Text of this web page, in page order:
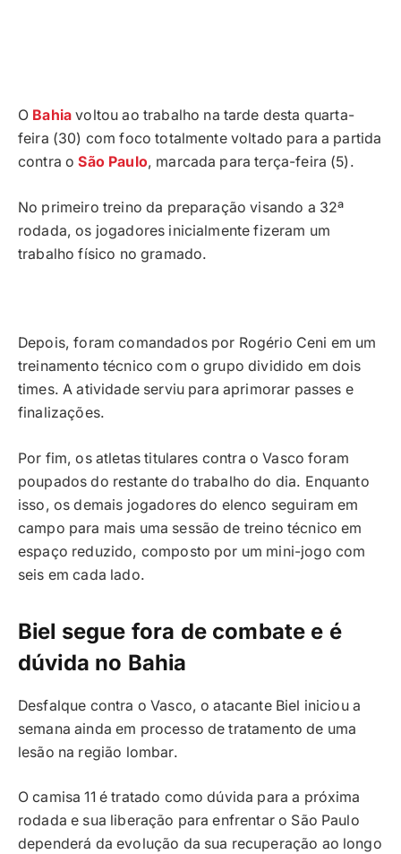
O Bahia voltou ao trabalho na tarde desta quarta-
feira (30) com foco totalmente voltado para a partida
contra oSão Paulo, marcada para terça-feira (5).
No primeiro treino da preparação visando a 32ª
rodada, os jogadores inicialmente fizeram um
trabalho físico no gramado.
Depois, foram comandados por Rogério Ceni em um
treinamento técnico com o grupo dividido em dois
times. A atividade serviu para aprimorar passes e
finalizações.
Por fim, os atletas titulares contra o Vasco foram
poupados do restante do trabalho do dia. Enquanto
isso, os demais jogadores do elenco seguiram em
campo para mais uma sessão de treino técnico em
espaço reduzido, composto por um mini-jogo com
seis em cada lado.
Biel segue fora de combate e é
dúvida no Bahia
Desfalque contra o Vasco, o atacante Biel iniciou a
semana ainda em processo de tratamento de uma
lesão na região lombar.
O camisa 11 é tratado como dúvida para a próxima
rodada e sua liberação para enfrentar o São Paulo
dependerá da evolução da sua recuperação ao longo